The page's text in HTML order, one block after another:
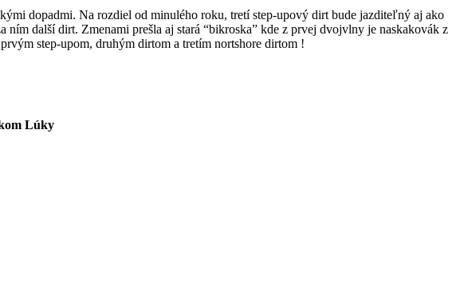
dopadmi. Na rozdiel od minulého roku, tretí step-upový dirt bude jazditeľný aj ako
ním další dirt. Zmenami prešla aj stará “bikroska” kde z prvej dvojvlny je naskakovák z
step-upom, druhým dirtom a tretím nortshore dirtom !
Lúky